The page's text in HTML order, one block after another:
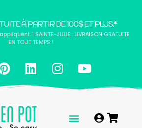
À PARTIR DE 100$ ET PLUS.*
! SAINTE-JULIE : LIVRAISON GRATUITE
EN TOUT TEMPS !